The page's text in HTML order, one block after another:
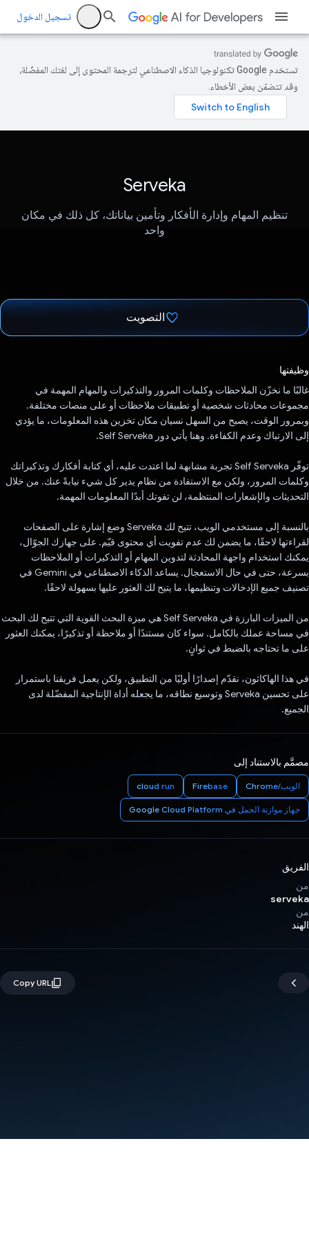
تسجيل الدخول
تستخدم Google تكنولوجيا الذكاء الاصطناعي لترجمة المحتوى إلى لغتك المفضّلة،
وقد تتضمّن بعض الأخطاء.
Serveka
تنظيم المهام وإدارة الأفكار وتأمين بياناتك، كل ذلك في مكان
واحد
التصويت
وظيفتها
غالبًا ما نخزّن الملاحظات وكلمات المرور والتذكيرات والمهام المهمة في
مجموعات محادثات شخصية أو تطبيقات ملاحظات أو على منصات مختلفة.
وبمرور الوقت، يصبح من السهل نسيان مكان تخزين هذه المعلومات، ما يؤدي
إلى الارتباك وعدم الكفاءة. وهنا يأتي دور Self Serveka.
توفّر Self Serveka تجربة مشابهة لما اعتدت عليه، أي كتابة أفكارك وتذكيراتك
وكلمات المرور، ولكن مع الاستفادة من نظام يدير كل شيء نيابةً عنك. من خلال
التحديثات والإشعارات المنتظمة، لن تفوتك أبدًا المعلومات المهمة.
بالنسبة إلى مستخدمي الويب، تتيح لك Serveka وضع إشارة على الصفحات
لقراءتها لاحقًا، ما يضمن لك عدم تفويت أي محتوى قيّم. على جهازك الجوّال،
يمكنك استخدام واجهة المحادثة لتدوين المهام أو التذكيرات أو الملاحظات
بسرعة، حتى في حال الاستعجال. يساعد الذكاء الاصطناعي في Gemini في
تصنيف جميع الإدخالات وتنظيمها، ما يتيح لك العثور عليها بسهولة لاحقًا.
من الميزات البارزة في Self Serveka هي ميزة البحث القوية التي تتيح لك البحث
في مساحة عملك بالكامل. سواء كان مستندًا أو ملاحظة أو تذكيرًا، يمكنك العثور
على ما تحتاجه بالضبط في ثوانٍ.
في هذا الهاكاثون، نقدّم إصدارًا أوليًا من التطبيق، ولكن يعمل فريقنا باستمرار
على تحسين Serveka وتوسيع نطاقه، ما يجعله أداة الإنتاجية المفضّلة لدى
الجميع.
مصمَّم بالاستناد إلى
الويب/Chrome Firebase
cloud run
جهاز موازنة الحمل في Google Cloud Platform
الفريق
من
serveka
من
الهند